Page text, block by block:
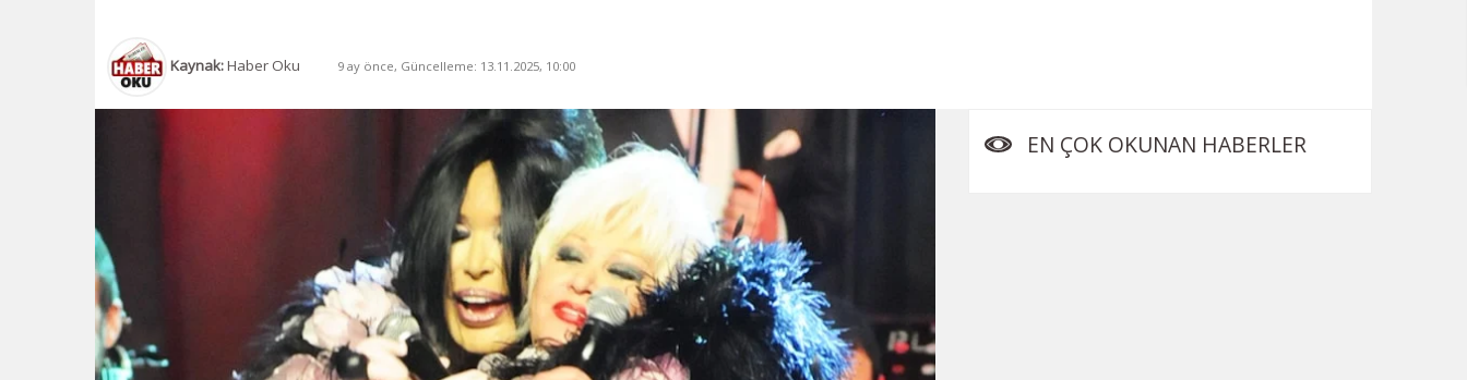
Kaynak:Haber Oku 9 ay önce, Güncelleme: 13.11.2025, 10:00
EN ÇOK OKUNAN HABERLER